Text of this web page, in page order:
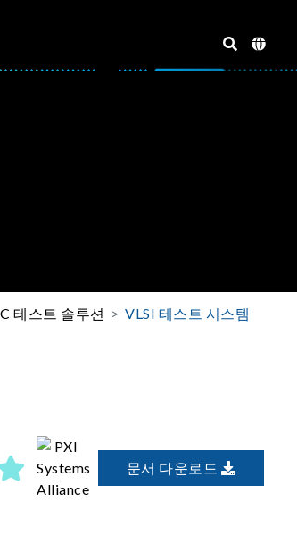
테스트 솔루션 VLSI 테스트 시스템
문서 다운로드